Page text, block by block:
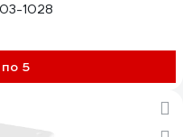
1028
5